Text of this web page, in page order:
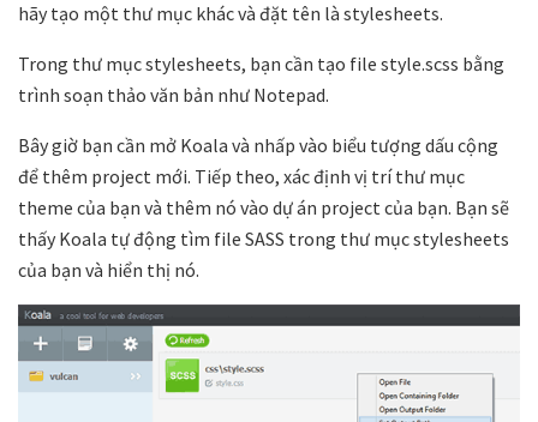
hãy tạo một thư mục khác và đặt tên là stylesheets.
Trong thư mục stylesheets, bạn cần tạo file style.scss bằng
trình soạn thảo văn bản như Notepad.
Bây giờ bạn cần mở Koala và nhấp vào biểu tượng dấu cộng
để thêm project mới. Tiếp theo, xác định vị trí thư mục
theme của bạn và thêm nó vào dự án project của bạn. Bạn sẽ
thấy Koala tự động tìm file SASS trong thư mục stylesheets
của bạn và hiển thị nó.